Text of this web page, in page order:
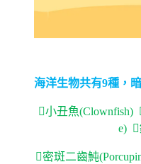
海洋生物共有9種，
小丑魚(Clownfish)
e) 
密斑二齒魨